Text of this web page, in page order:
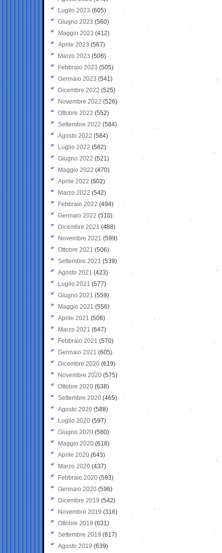
Luglio 2023 (605)
Giugno 2023 (560)
Maggio 2023 (412)
Aprile 2023 (567)
Marzo 2023 (506)
Febbraio 2023 (505)
Gennaio 2023 (541)
Dicembre 2022 (525)
Novembre 2022 (526)
Ottobre 2022 (552)
Settembre 2022 (584)
Agosto 2022 (584)
Luglio 2022 (562)
Giugno 2022 (521)
Maggio 2022 (470)
Aprile 2022 (502)
Marzo 2022 (542)
Febbraio 2022 (494)
Gennaio 2022 (510)
Dicembre 2021 (488)
Novembre 2021 (599)
Ottobre 2021 (506)
Settembre 2021 (539)
Agosto 2021 (423)
Luglio 2021 (577)
Giugno 2021(559)
Maggio 2021 (556)
Aprile 2021 (506)
Marzo 2021 (647)
Febbraio 2021 (570)
Gennaio 2021 (605)
Dicembre 2020 (619)
Novembre 2020 (575)
Ottobre 2020 (638)
Settembre 2020(465)
Agosto 2020 (588)
Luglio 2020 (597)
Giugno 2020 (580)
Maggio 2020 (618)
Aprile 2020 (643)
Marzo 2020 (437)
Febbraio 2020 (593)
Gennaio 2020 (596)
Dicembre 2019 (542)
Novembre 2019 (316)
Ottobre 2019 (631)
Settembre 2019 (617)
Agosto 2019 (639)